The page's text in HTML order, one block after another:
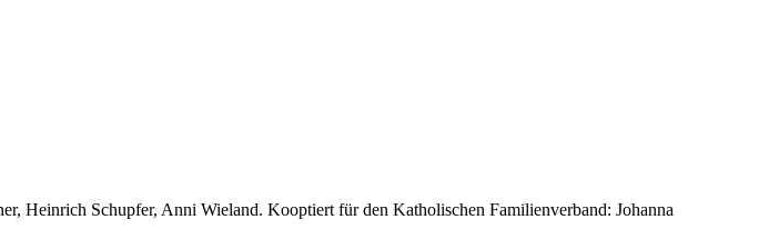
Heinrich Schupfer, Anni Wieland. Kooptiert für den Katholischen Familienverband: Johanna